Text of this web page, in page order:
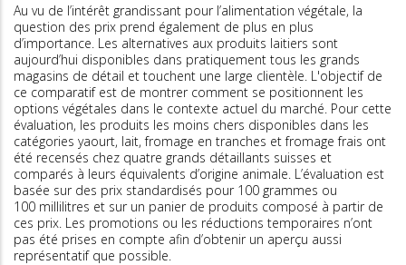
Au vu de l’intérêt grandissant pour l’alimentation végétale, la
question des prix prend également de plus en plus
d’importance. Les alternatives aux produits laitiers sont
aujourd’hui disponibles dans pratiquement tous les grands
magasins de détail et touchent une large clientèle. L'objectif de
ce comparatif est de montrer comment se positionnent les
options végétales dans le contexte actuel du marché. Pour cette
évaluation, les produits les moins chers disponibles dans les
catégories yaourt, lait, fromage en tranches et fromage frais ont
été recensés chez quatre grands détaillants suisses et
comparés à leurs équivalents d’origine animale. L’évaluation est
basée sur des prix standardisés pour 100 grammes ou
100 millilitres et sur un panier de produits composé à partir de
ces prix. Les promotions ou les réductions temporaires n’ont
pas été prises en compte afin d’obtenir un aperçu aussi
représentatif que possible.